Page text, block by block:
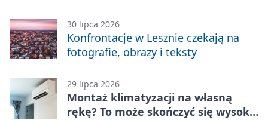
30 lipca 2026
Konfrontacje w Lesznie czekają na
fotografie, obrazy i teksty
29 lipca 2026
Montaż klimatyzacji na własną
rękę? To może skończyć się wysoką